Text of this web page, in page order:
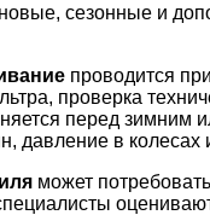
сезонные и
проводится
проверка
перед зимним
давление в колесах
может